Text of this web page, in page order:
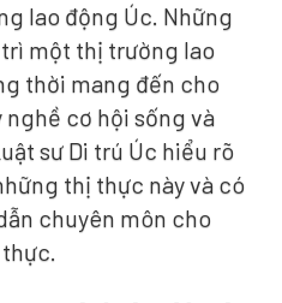
lao động Úc. Những
một thị trường lao
thời mang đến cho
cơ hội sống và
sư Di trú Úc hiểu rõ
thị thực này và có
chuyên môn cho